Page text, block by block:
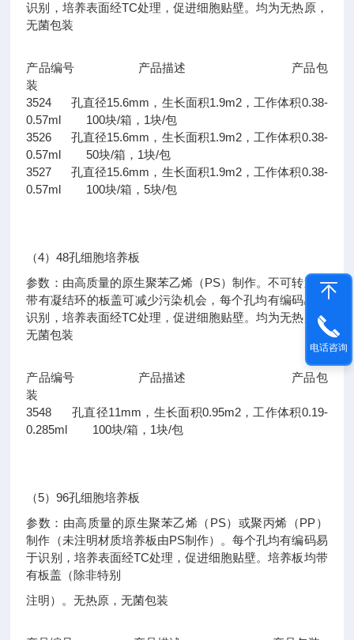
识别，培养表面经TC处理，促进细胞贴壁。均为无热原，
无菌包装
产品编号 产品描述 产品包
装
3524 孔直径15.6mm，生长面积1.9m2，工作体积0.38-
0.57ml 100块/箱，1块/包
3526 孔直径15.6mm，生长面积1.9m2，工作体积0.38-
0.57ml 50块/箱，1块/包
3527 孔直径15.6mm，生长面积1.9m2，工作体积0.38-
0.57ml 100块/箱，5块/包
（4）48孔细胞培养板
参数：由高质量的原生聚苯乙烯（PS）制作。不可转置且
带有凝结环的板盖可减少污染机会，每个孔均有编码易于
识别，培养表面经TC处理，促进细胞贴壁。均为无热原，
无菌包装
产品编号 产品描述 产品包
装
3548 孔直径11mm，生长面积0.95m2，工作体积0.19-
0.285ml 100块/箱，1块/包
（5）96孔细胞培养板
参数：由高质量的原生聚苯乙烯（PS）或聚丙烯（PP）
制作（未注明材质培养板由PS制作）。每个孔均有编码易
于识别，培养表面经TC处理，促进细胞贴壁。培养板均带
有板盖（除非特别
注明）。无热原，无菌包装
电话咨询